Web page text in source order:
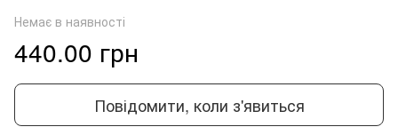
Немає в наявності
440.00 грн
Повідомити, коли з'явиться